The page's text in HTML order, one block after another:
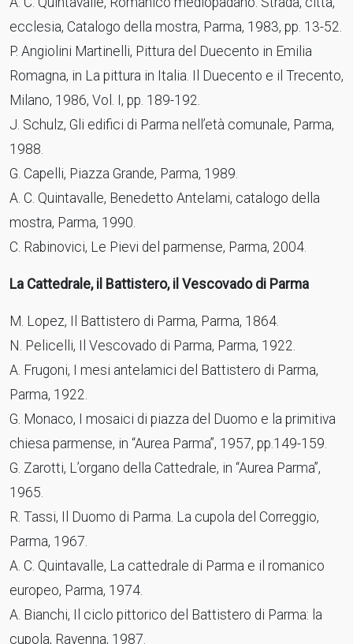
ecclesia, Catalogo della mostra, Parma, 1983, pp. 13-52.
P. Angiolini Martinelli, Pittura del Duecento in Emilia
Romagna, in La pittura in Italia. Il Duecento e il Trecento,
Milano, 1986, Vol. I, pp. 189-192.
J. Schulz, Gli edifici di Parma nell’età comunale, Parma,
1988.
G. Capelli, Piazza Grande, Parma, 1989.
A. C. Quintavalle, Benedetto Antelami, catalogo della
mostra, Parma, 1990.
C. Rabinovici, Le Pievi del parmense, Parma, 2004.
La Cattedrale, il Battistero, il Vescovado di Parma
M. Lopez, Il Battistero di Parma, Parma, 1864.
N. Pelicelli, Il Vescovado di Parma, Parma, 1922.
A. Frugoni, I mesi antelamici del Battistero di Parma,
Parma, 1922.
G. Monaco, I mosaici di piazza del Duomo e la primitiva
chiesa parmense, in “Aurea Parma”, 1957, pp.149-159.
G. Zarotti, L’organo della Cattedrale, in “Aurea Parma”,
1965.
R. Tassi, Il Duomo di Parma. La cupola del Correggio,
Parma, 1967.
A. C. Quintavalle, La cattedrale di Parma e il romanico
europeo, Parma, 1974.
A. Bianchi, Il ciclo pittorico del Battistero di Parma: la
cupola, Ravenna, 1987.